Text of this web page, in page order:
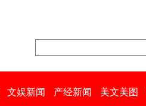
文娱新闻 产经新闻 美文美图